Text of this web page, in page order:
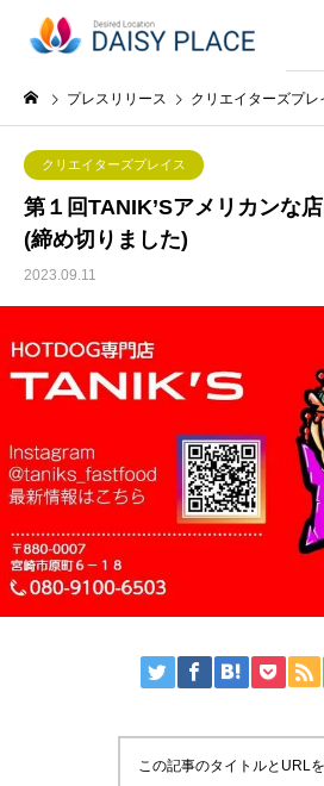
プレスリリース クリエイターズプレ
クリエイターズプレイス
第１回TANIK’Sアメリカンな
(締め切りました)
2023.09.11
この記事のタイトルとURL